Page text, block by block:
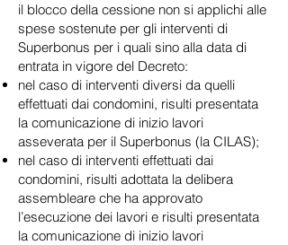
il blocco della cessione non si applichi alle
spese sostenute per gli interventi di
Superbonus per i quali sino alla data di
entrata in vigore del Decreto:
nel caso di interventi diversi da quelli
effettuati dai condomini, risulti presentata
la comunicazione di inizio lavori
asseverata per il Superbonus (la CILAS);
nel caso di interventi effettuati dai
condomini, risulti adottata la delibera
assembleare che ha approvato
l’esecuzione dei lavori e risulti presentata
la comunicazione di inizio lavori